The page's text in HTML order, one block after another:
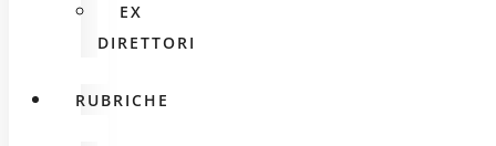
EX
DIRETTORI
RUBRICHE